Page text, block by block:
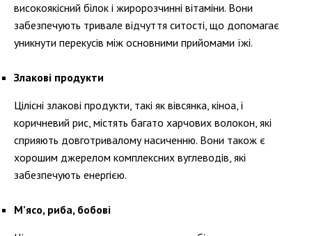
високоякісний білок і жиророзчинні вітаміни. Вони
забезпечують тривале відчуття ситості, що допомагає
уникнути перекусів між основними прийомами їжі.
Злакові продукти
Цілісні злакові продукти, такі як вівсянка, кіноа, і
коричневий рис, містять багато харчових волокон, які
сприяють довготривалому насиченню. Вони також є
хорошим джерелом комплексних вуглеводів, які
забезпечують енергією.
М’ясо, риба, бобові